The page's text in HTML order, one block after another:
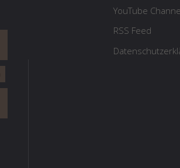
YouTube
RSS Feed